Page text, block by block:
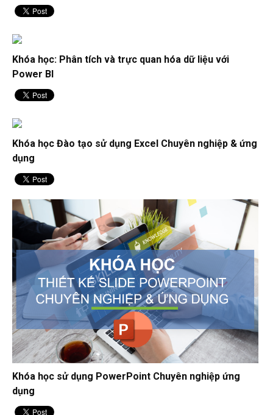
Khóa học: Phân tích và trực quan hóa dữ liệu với
Power BI
Khóa học Đào tạo sử dụng Excel Chuyên nghiệp & ứng
dụng
Khóa học sử dụng PowerPoint Chuyên nghiệp ứng
dụng